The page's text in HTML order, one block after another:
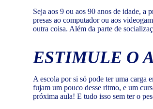
Seja aos 9 ou aos 90 anos de idade, a
presas ao computador ou aos
outra coisa. Além da parte de
ESTIMULE O
A escola por si só pode ter uma carga
fujam um pouco desse ritmo, e um
próxima aula! E tudo isso sem ter o